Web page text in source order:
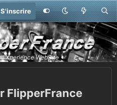
S'inscrire
FlipperFrance